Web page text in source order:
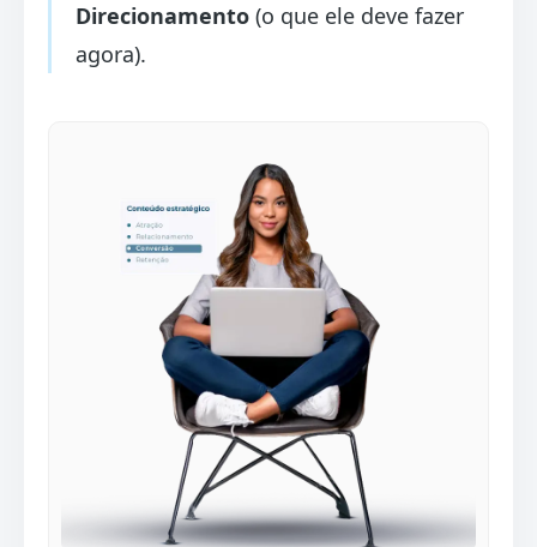
Direcionamento (o que ele deve fazer
agora).